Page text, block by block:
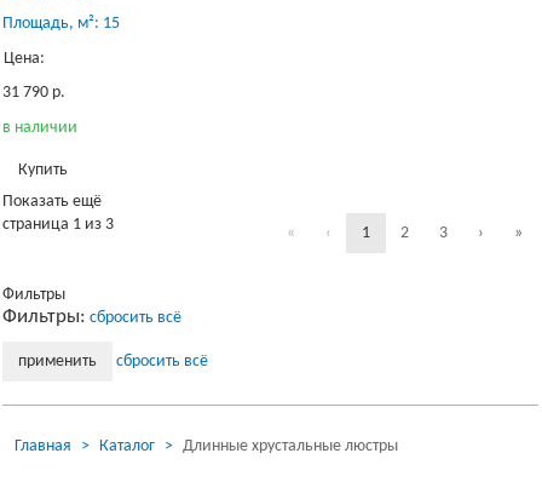
Площадь, м²: 15
Цена:
31 790 р.
в наличии
Купить
Показать ещё
страница 1 из 3 « ‹ 1 2 3 › »
Фильтры
Фильтры: сбросить всё
применить сбросить всё
Главная Каталог Длинные хрустальные люстры